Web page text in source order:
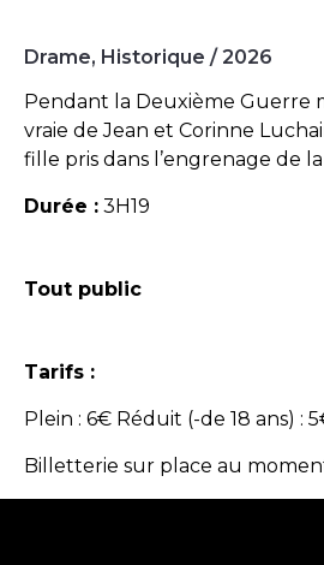
Drame, Historique / 2026
Pendant la Deuxième Guerre
vraie de Jean et Corinne
fille pris dans l’engrenage de
Durée : 3H19
Tout public
Tarifs :
Plein : 6€ Réduit (-de 18 ans) :
Billetterie sur place au